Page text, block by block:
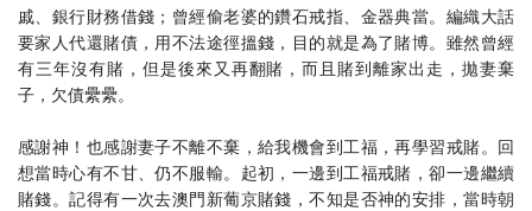
戚、銀行財務借錢；曾經偷老婆的鑽石戒指、金器典當。編織大話
要家人代還賭債，用不法途徑搵錢，目的就是為了賭博。雖然曾經
有三年沒有賭，但是後來又再翻賭，而且賭到離家出走，拋妻棄
子，欠債纍纍。
感謝神！也感謝妻子不離不棄，給我機會到工福，再學習戒賭。回
想當時心有不甘、仍不服輸。起初，一邊到工福戒賭，卻一邊繼續
賭錢。記得有一次去澳門新葡京賭錢，不知是否神的安排，當時朝